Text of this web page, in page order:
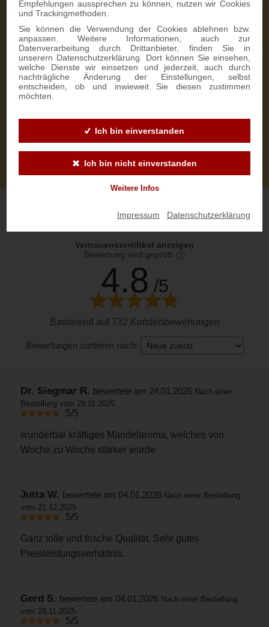
Empfehlungen aussprechen zu können, nutzen wir Cookies
und Trackingmethoden.
Sie können die Verwendung der Cookies ablehnen bzw.
anpassen. Weitere Informationen, auch zur
Datenverarbeitung durch Drittanbieter, finden Sie in
unserern Datenschutzerklärung. Dort können Sie einsehen,
welche Dienste wir einsetzen und jederzeit, auch durch
nachträgliche Änderung der Einstellungen, selbst
entscheiden, ob und inwieweit Sie diesen zustimmen
möchten.
Ich bin einverstanden
Ich bin nicht einverstanden
Weitere Infos
Impressum Datenschutzerklärung
Vertrauenszertifikat anzeigen
Bewertung wird geprüft
4.8 /5
Basierend auf 732 Kundenbewertungen
Bewertungen sortieren nach:
Dr. Siegmar R. bewertete am 24.01.2026 Nach einer
Bestellung vom 29.11.2025
5/5
wunderbar kräftiges Mandelaroma, welches von
Woche zu Woche stärker wurde
Jutta W. bewertete am 04.01.2026 Nach einer Bestellung
vom 21.12.2025
5/5
Ganz tolle und frische Qualität. Sehr gutes
Preisleistungsverhältnis.
Gerd S. bewertete am 04.01.2026 Nach einer Bestellung
vom 29.11.2025
5/5